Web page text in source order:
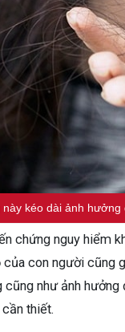
kéo dài ảnh
chứng nguy hiểm
con người cũng
như ảnh
thiết.